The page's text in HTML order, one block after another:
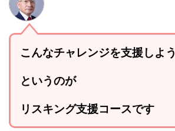
こんなチャレンジを支援しよう
というのが
リスキング支援コースです